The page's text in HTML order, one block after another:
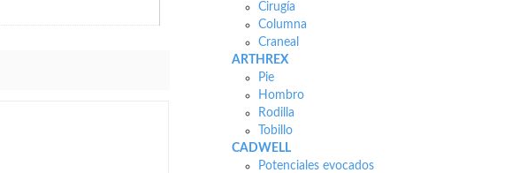
Cirugía
Columna
Craneal
ARTHREX
Pie
Hombro
Rodilla
Tobillo
CADWELL
Potenciales evocados